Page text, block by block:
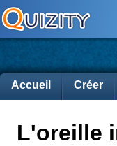
Accueil Créer
L'oreille